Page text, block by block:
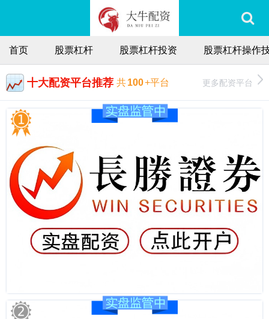
首页 股票杠杆 股票杠杆投资 股票杠杆操作
十大配资平台推荐 共100+平台 更多配资平台